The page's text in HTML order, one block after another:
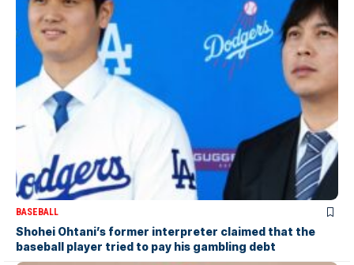
BASEBALL
Shohei Ohtani’s former interpreter claimed that the
baseball player tried to pay his gambling debt